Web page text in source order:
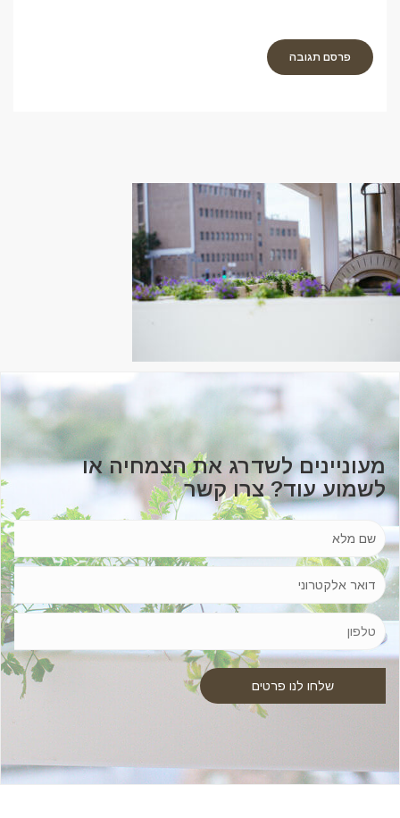
מעוניינים לשדרג את הצמחיה או
לשמוע עוד? צרו קשר